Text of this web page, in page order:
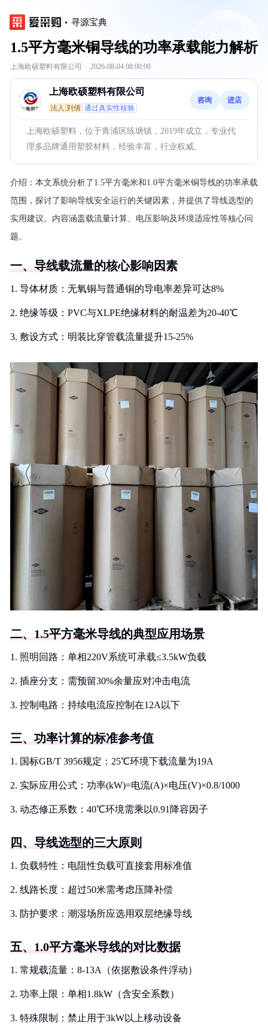
寻源宝典
1.5平方毫米铜导线的功率承载能力解析
上海欧硕塑料有限公司 · 2026-08-04 08:00:00
上海欧硕塑料有限公司
法人:刘倩 通过真实性核验
咨询 进店
上海欧硕塑料，位于青浦区练塘镇，2019年成立，专业代
理多品牌通用塑胶材料，经验丰富，行业权威。
介绍： 本文系统分析了1.5平方毫米和1.0平方毫米铜导线的功率承载
范围，探讨了影响导线安全运行的关键因素，并提供了导线选型的
实用建议。内容涵盖载流量计算、电压影响及环境适应性等核心问
题。
一、导线载流量的核心影响因素
1. 导体材质：无氧铜与普通铜的导电率差异可达8%
2. 绝缘等级：PVC与XLPE绝缘材料的耐温差为20-40℃
3. 敷设方式：明装比穿管载流量提升15-25%
二、1.5平方毫米导线的典型应用场景
1. 照明回路：单相220V系统可承载≤3.5kW负载
2. 插座分支：需预留30%余量应对冲击电流
3. 控制电路：持续电流应控制在12A以下
三、功率计算的标准参考值
1. 国标GB/T 3956规定：25℃环境下载流量为19A
2. 实际应用公式：功率(kW)=电流(A)×电压(V)×0.8/1000
3. 动态修正系数：40℃环境需乘以0.91降容因子
四、导线选型的三大原则
1. 负载特性：电阻性负载可直接套用标准值
2. 线路长度：超过50米需考虑压降补偿
3. 防护要求：潮湿场所应选用双层绝缘导线
五、1.0平方毫米导线的对比数据
1. 常规载流量：8-13A（依据敷设条件浮动）
2. 功率上限：单相1.8kW（含安全系数）
3. 特殊限制：禁止用于3kW以上移动设备